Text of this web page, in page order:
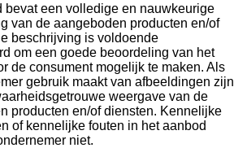
bevat een volledige en nauwkeurige
van de aangeboden producten en/of
beschrijving is voldoende
om een goede beoordeling van het
de consument mogelijk te maken. Als
gebruik maakt van afbeeldingen zijn
weergave van de
producten en/of diensten. Kennelijke
of kennelijke fouten in het aanbod
niet.